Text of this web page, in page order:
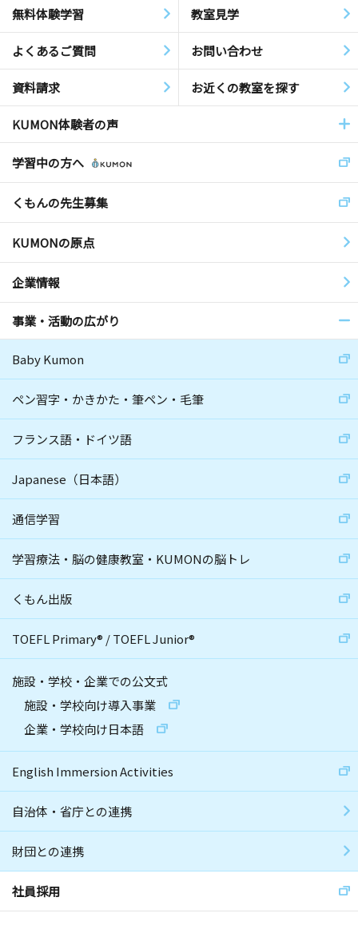
無料体験学習 教室見学
よくあるご質問 お問い合わせ
資料請求 お近くの教室を探す
KUMON体験者の声
学習中の方へ
くもんの先生募集
KUMONの原点
企業情報
事業・活動の広がり
Baby Kumon
ペン習字・かきかた・筆ペン・毛筆
フランス語・ドイツ語
Japanese（日本語）
通信学習
学習療法・脳の健康教室・KUMONの脳トレ
くもん出版
TOEFL Primary® /TOEFL Junior®
施設・学校・企業での公文式
施設・学校向け導入事業
企業・学校向け日本語
English Immersion Activities
自治体・省庁との連携
財団との連携
社員採用